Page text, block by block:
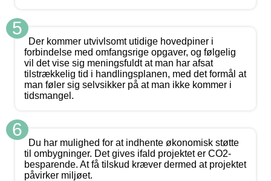
5
Der kommer utvivlsomt utidige hovedpiner i
forbindelse med omfangsrige opgaver, og følgelig
vil det vise sig meningsfuldt at man har afsat
tilstrækkelig tid i handlingsplanen, med det formål at
man føler sig selvsikker på at man ikke kommer i
tidsmangel.
6
Du har mulighed for at indhente økonomisk støtte
til ombygninger. Det gives ifald projektet er CO2-
besparende. At få tilskud kræver dermed at projektet
påvirker miljøet.